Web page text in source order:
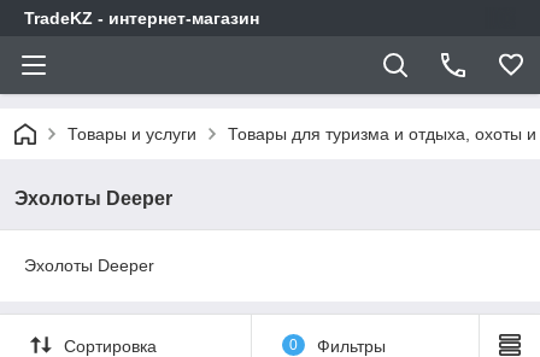
TradeKZ - интернет-магазин
Товары и услуги Товары для туризма и отдыха, охоты
Эхолоты Deeper
Эхолоты Deeper
Сортировка 0 Фильтры